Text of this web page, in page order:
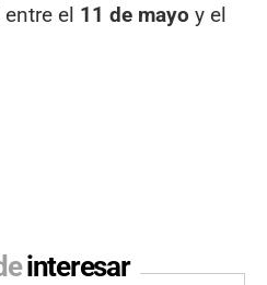
el 11 de mayo y el
interesar